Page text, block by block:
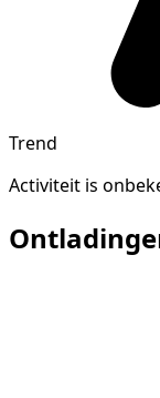
Trend
Activiteit is